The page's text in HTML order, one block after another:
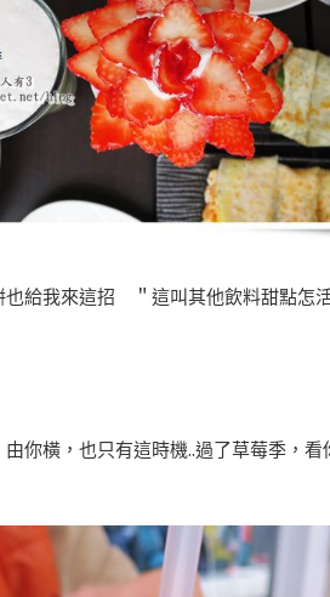
也給我來這招 ＂這叫其他飲料甜點怎
由你橫，也只有這時機..過了草莓季，看